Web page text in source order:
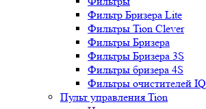
Фильтр Бризера Lite
Фильтры Tion Clever
Фильтры Бризера
Фильтры Бризера 3S
Фильтры бризера 4S
Фильтры очистителей IQ
Пульт управления Tion